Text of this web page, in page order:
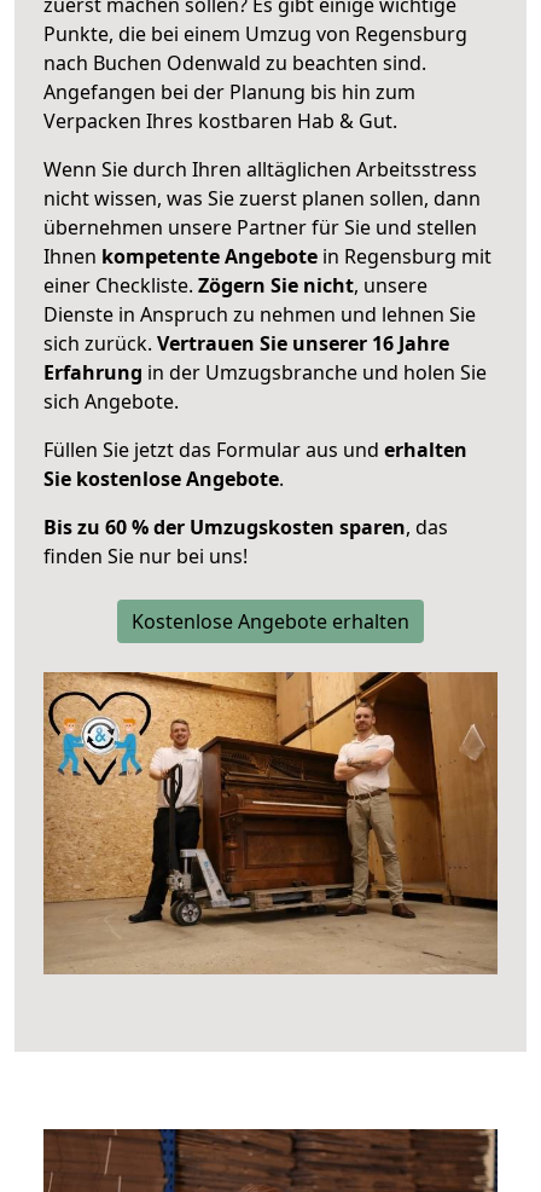
Punkte, die bei einem Umzug von Regensburg
nach Buchen Odenwald zu beachten sind.
Angefangen bei der Planung bis hin zum
Verpacken Ihres kostbaren Hab & Gut.
Wenn Sie durch Ihren alltäglichen Arbeitsstress
nicht wissen, was Sie zuerst planen sollen, dann
übernehmen unsere Partner für Sie und stellen
Ihnen kompetente Angebote in Regensburg mit
einer Checkliste. Zögern Sie nicht, unsere
Dienste in Anspruch zu nehmen und lehnen Sie
sich zurück. Vertrauen Sie unserer 16 Jahre
Erfahrung in der Umzugsbranche und holen Sie
sich Angebote.
Füllen Sie jetzt das Formular aus und erhalten
Sie kostenlose Angebote.
Bis zu 60 % der Umzugskosten sparen, das
finden Sie nur bei uns!
Kostenlose Angebote erhalten